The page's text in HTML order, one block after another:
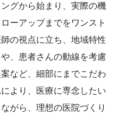
グから始まり、実際の機
ーアップまでをワンスト
の視点に立ち、地域特性
、患者さんの動線を考慮
など、細部にまでこだわ
より、医療に専念したい
がら、理想の医院づくり